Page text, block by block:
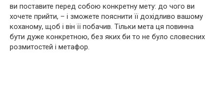
ви поставите перед собою конкретну мету: до чого ви
хочете прийти, – і зможете пояснити її дохідливо вашому
коханому, щоб і він її побачив. Тільки мета ця повинна
бути дуже конкретною, без яких би то не було словесних
розмитостей і метафор.